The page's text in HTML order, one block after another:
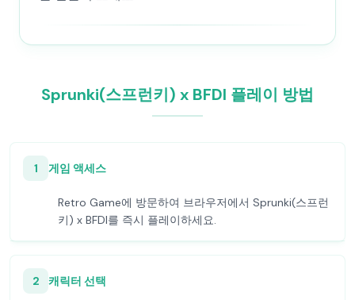
Sprunki(스프런키) x BFDI 플레이 방법
1 게임 액세스
Retro Game에 방문하여 브라우저에서 Sprunki(스프런
키) x BFDI를 즉시 플레이하세요.
2 캐릭터 선택